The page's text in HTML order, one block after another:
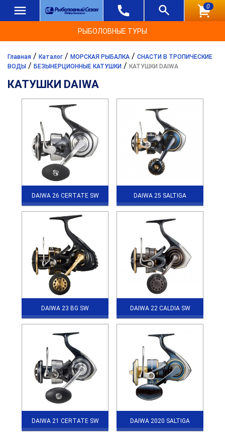
0
РЫБОЛОВНЫЕ ТУРЫ
Главная / Каталог / МОРСКАЯ РЫБАЛКА / СНАСТИ В ТРОПИЧЕСКИЕ
ВОДЫ / БЕЗЫНЕРЦИОННЫЕ КАТУШКИ / КАТУШКИ DAIWA
КАТУШКИ DAIWA
DAIWA 26 CERTATE SW DAIWA 25 SALTIGA
DAIWA 23 BG SW DAIWA 22 CALDIA SW
DAIWA 21 CERTATE SW DAIWA 2020 SALTIGA